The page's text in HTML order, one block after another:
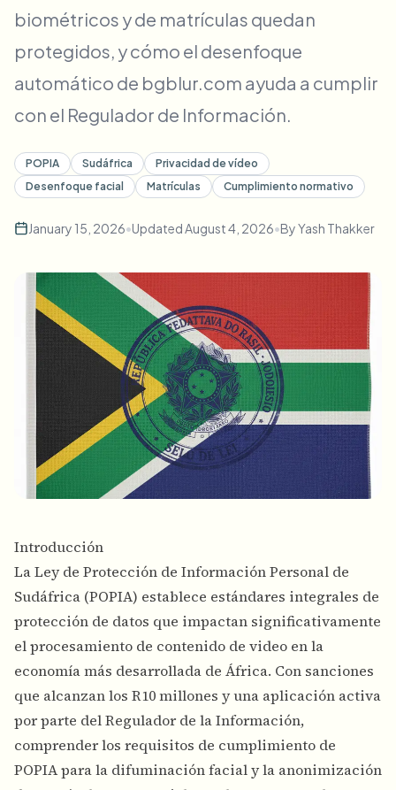
Cambio de cara - Video
Inteligencia de video
Procesa muchos vídeos de una vez
Desenfoque masivo de rostros
Desenfocar cualquier cosa
Zonas empresariales, políticas y revisión
API & SDK
Automatizar cargas, trabajos y webhooks
Formulario de contacto
Eliminación de fondo en masa
biométricos y de matrículas quedan
protegidos, y cómo el desenfoque
automático de bgblur.com ayuda a cumplir
con el Regulador de Información.
POPIA Sudáfrica
Privacidad de vídeo
Desenfoque facial
Matrículas Cumplimiento normativo
January 15, 2026•UpdatedAugust 4, 2026•ByYash Thakker
Introducción
La Ley de Protección de Información Personal de
Sudáfrica (POPIA) establece estándares integrales de
protección de datos que impactan significativamente
el procesamiento de contenido de video en la
economía más desarrollada de África. Con sanciones
que alcanzan los R10 millones y una aplicación activa
por parte delRegulador de la Información,
comprender los requisitos de cumplimiento de
POPIA para la difuminación facial y la anonimización